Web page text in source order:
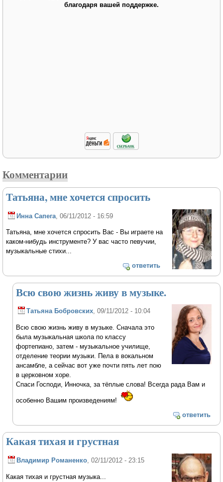
благодаря вашей поддержке.
Комментарии
Татьяна, мне хочется спросить
Инна Сапега , 06/11/2012 - 16:59
Татьяна, мне хочется спросить Вас - Вы играете на
каком-нибудь инструменте? У вас часто певучии,
музыкальные стихи...
ответить
Всю свою жизнь живу в музыке.
Татьяна Бобровских, 09/11/2012 - 10:04
Всю свою жизнь живу в музыке. Сначала это
была музыкальная школа по классу
фортепиано, затем - музыкальное училище,
отделение теории музыки. Пела в вокальном
ансамбле, а сейчас вот уже почти пять лет пою
в церковном хоре.
Спаси Господи, Инночка, за тёплые слова! Всегда рада Вам и
особенно Вашим произведениям!
ответить
Какая тихая и грустная
Владимир Романенко, 02/11/2012 - 23:15
Какая тихая и грустная музыка...